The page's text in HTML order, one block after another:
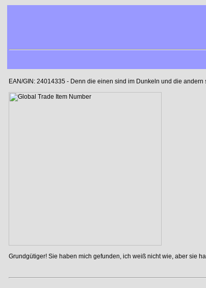
EAN/GIN: 24014335 - Denn die einen sind im Dunkeln und die
Grundgütiger! Sie haben mich gefunden, ich weiß nicht wie, aber sie